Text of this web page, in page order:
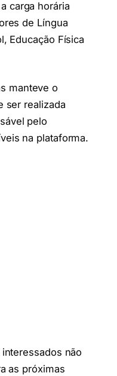
carga horária
de Língua
Educação Física
manteve o
ser realizada
pelo
na plataforma.
não
as próximas